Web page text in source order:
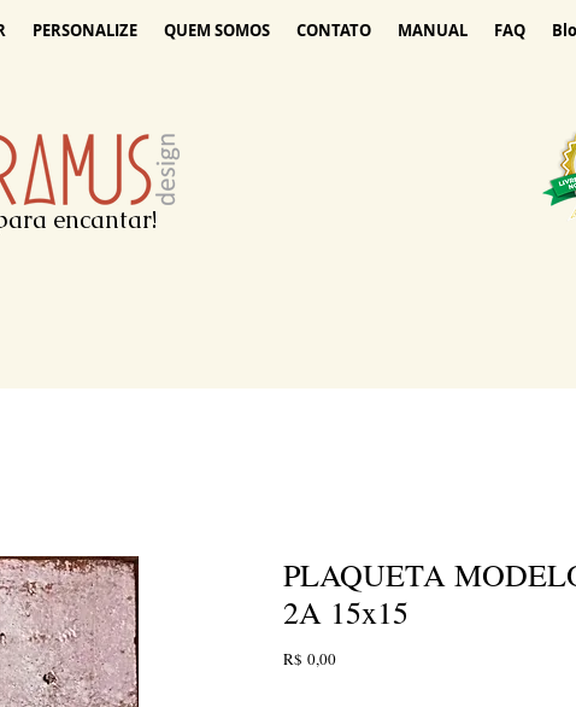
PERSONALIZE QUEM SOMOS CONTATO MANUAL FAQ
encantar!
PLAQUETA
2A 15x15
R$ 0,00Preço